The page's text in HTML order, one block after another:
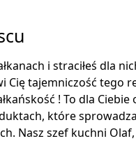
i straciłeś dla
Cię tajemniczość tego
! To dla Ciebie
które
Nasz szef kuchni